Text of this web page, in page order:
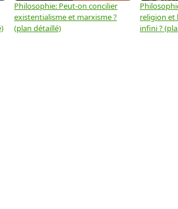
Philosophie: Peut-on concilier
existentialisme et marxisme ?
(plan détaillé)
religion et
infini ?